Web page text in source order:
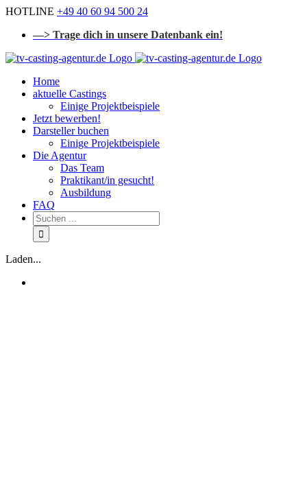
Zum
springen
HOTLINE +49 40 60 94 500 24
—> Trage dich in unsere Datenbank ein!
Home
aktuelle Castings
Einige Projektbeispiele
Jetzt bewerben!
Darsteller buchen
Einige Projektbeispiele
Die Agentur
Das Team
Praktikant/in gesucht!
Ausbildung
FAQ
Suchen
...
Laden...